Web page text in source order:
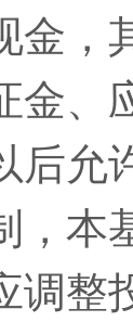
金，
金、
后允
，本
调整